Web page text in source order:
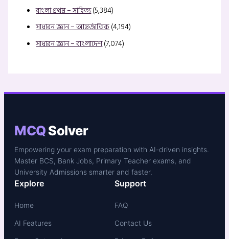
বাংলা প্রথম – সাহিত্য(5,384)
সাধারন জ্ঞান – আন্তর্জাতিক(4,194)
সাধারন জ্ঞান – বাংলাদেশ(7,074)
MCQSolver
Empowering your exam preparation with AI-driven insights.
Master BCS, Bank Jobs, Primary Teacher exams, and
University Admissions smarter and faster.
Explore
Home
AI Features
Support
FAQ
Contact Us